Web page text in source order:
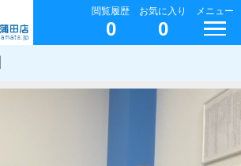
閲覧履歴
0
お気に入り
0
メニュー